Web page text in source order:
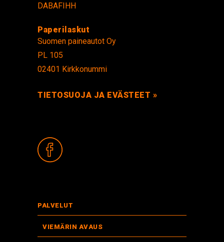
DABAFIHH
Paperilaskut
Suomen paineautot Oy
PL 105
02401 Kirkkonummi
TIETOSUOJA JA EVÄSTEET »
PALVELUT
VIEMÄRIN AVAUS